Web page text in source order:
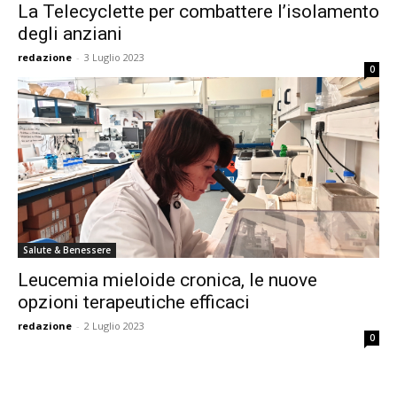
La Telecyclette per combattere l’isolamento
degli anziani
redazione - 3 Luglio 2023
0
Salute & Benessere
Leucemia mieloide cronica, le nuove
opzioni terapeutiche efficaci
redazione - 2 Luglio 2023
0